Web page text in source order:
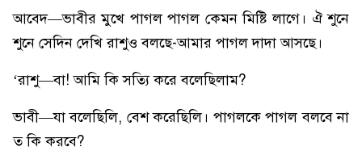
আবেদ—ভাবীর মুখে পাগল পাগল কেমন মিষ্টি লাগে। ঐ শুনে
শুনে সেদিন দেখি রাশুও বলছে-আমার পাগল দাদা আসছে।
‘রাশু—বা! আমি কি সত্যি করে বলেছিলাম?
ভাবী—যা বলেছিলি, বেশ করেছিলি। পাগলকে পাগল বলবে না
ত কি করবে?